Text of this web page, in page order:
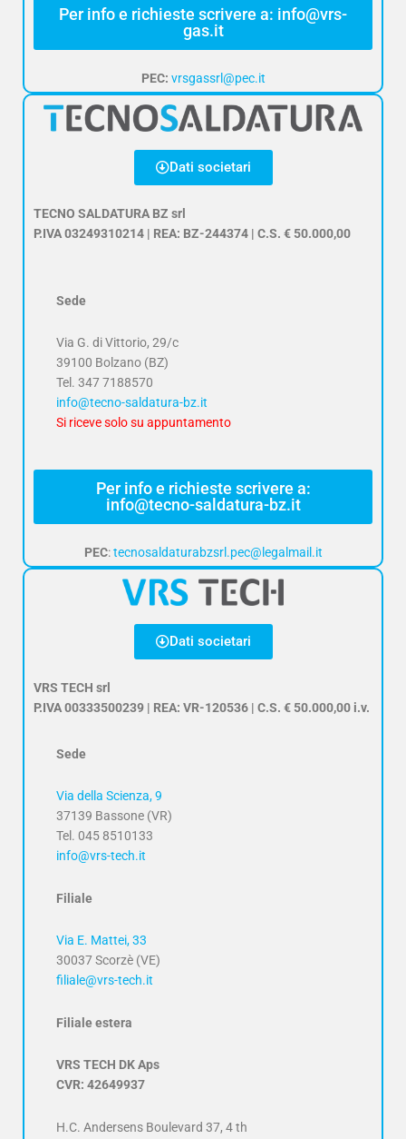
Per info e richieste scrivere a: info@vrs-
gas.it
PEC: vrsgassrl@pec.it
Dati societari
TECNO SALDATURA BZ srl
P.IVA 03249310214 | REA: BZ-244374 | C.S. € 50.000,00
Sede
Via G. di Vittorio, 29/c
39100 Bolzano (BZ)
Tel. 347 7188570
info@tecno-saldatura-bz.it
Si riceve solo su appuntamento
Per info e richieste scrivere a:
info@tecno-saldatura-bz.it
PEC:tecnosaldaturabzsrl.pec@legalmail.it
Dati societari
VRS TECH srl
P.IVA 00333500239 | REA: VR-120536 | C.S. € 50.000,00 i.v.
Sede
Via della Scienza, 9
37139 Bassone (VR)
Tel. 045 8510133
info@vrs-tech.it
Filiale
Via E. Mattei, 33
30037 Scorzè (VE)
filiale@vrs-tech.it
Filiale estera
VRS TECH DK Aps
CVR: 42649937
H.C. Andersens Boulevard 37, 4 th